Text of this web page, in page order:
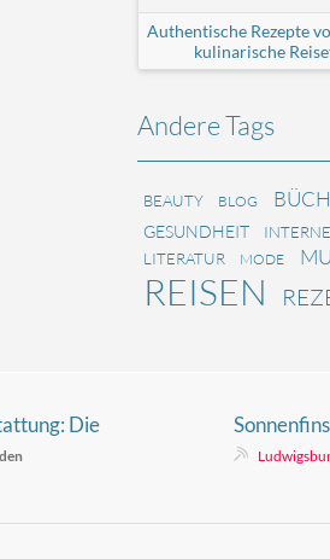
Authentische Rezepte
kulinarische
Andere Tags
BEAUTY BLOG
GESUNDHEIT
LITERATUR MODE
REISEN
Die
für 2026
2026: